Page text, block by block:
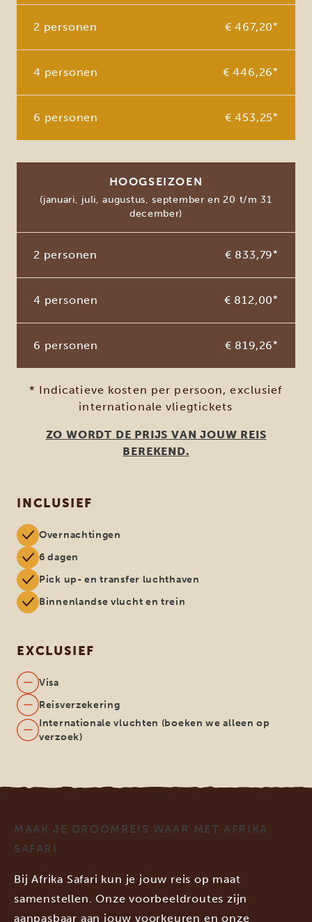
2 personen € 467,20*
4 personen € 446,26*
6 personen € 453,25*
HOOGSEIZOEN
(januari, juli, augustus, september en 20 t/m 31
december)
2 personen € 833,79*
4 personen € 812,00*
6 personen € 819,26*
* Indicatieve kosten per persoon, exclusief
internationale vliegtickets
ZO WORDT DE PRIJS VAN JOUW REIS
BEREKEND.
INCLUSIEF
Overnachtingen
6 dagen
Pick up- en transfer luchthaven
Binnenlandse vlucht en trein
EXCLUSIEF
Visa
Reisverzekering
Internationale vluchten (boeken we alleen op
verzoek)
MAAK JE DROOMREIS WAAR MET AFRIKA
SAFARI
Bij Afrika Safari kun je jouw reis op maat
samenstellen. Onze voorbeeldroutes zijn
aanpasbaar aan jouw voorkeuren en onze